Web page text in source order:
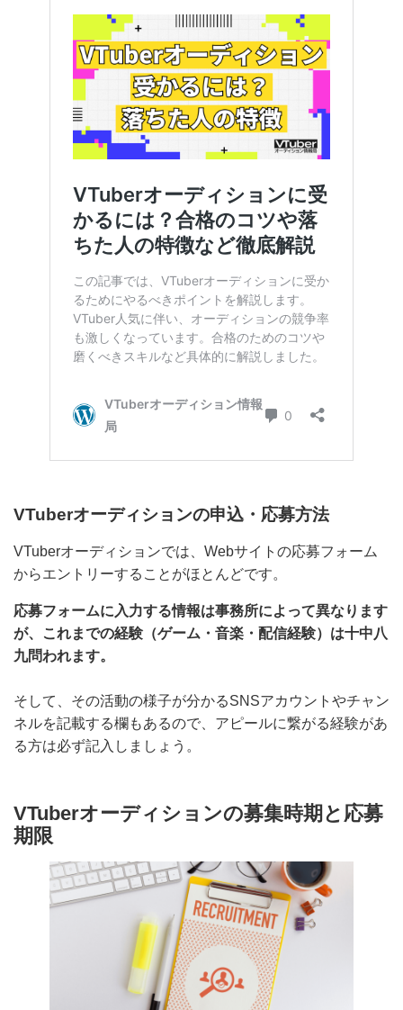
VTuberオーディションの申込・応募方法
ムからエントリーすることがほとんどです。
応募フォームに入力する情報は事務所によって異なりま
中八九問われます。
そして、その活動の様子が分かるSNSアカウントやチャ
募期限